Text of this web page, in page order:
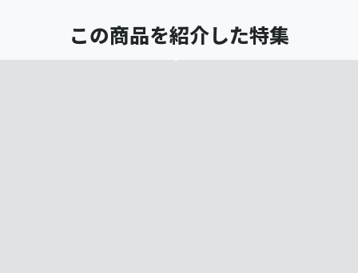
この商品を紹介した特集